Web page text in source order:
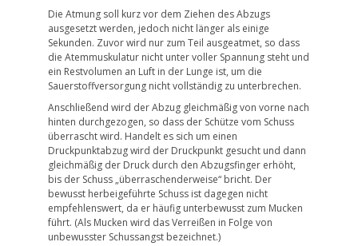
Die Atmung soll kurz vor dem Ziehen des Abzugs
ausgesetzt werden, jedoch nicht länger als einige
Sekunden. Zuvor wird nur zum Teil ausgeatmet, so dass
die Atemmuskulatur nicht unter voller Spannung steht und
ein Restvolumen an Luft in der Lunge ist, um die
Sauerstoffversorgung nicht vollständig zu unterbrechen.
Anschließend wird der Abzug gleichmäßig von vorne nach
hinten durchgezogen, so dass der Schütze vom Schuss
überrascht wird. Handelt es sich um einen
Druckpunktabzug wird der Druckpunkt gesucht und dann
gleichmäßig der Druck durch den Abzugsfinger erhöht,
bis der Schuss „überraschenderweise“ bricht. Der
bewusst herbeigeführte Schuss ist dagegen nicht
empfehlenswert, da er häufig unterbewusst zum Mucken
führt. (Als Mucken wird das Verreißen in Folge von
unbewusster Schussangst bezeichnet.)